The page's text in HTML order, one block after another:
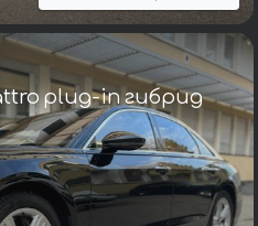
plug-in гибрид